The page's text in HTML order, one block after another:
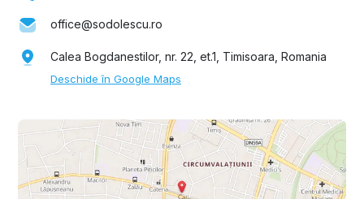
office@sodolescu.ro
Calea Bogdanestilor, nr. 22, et.1, Timisoara, Romania
Deschide în Google Maps